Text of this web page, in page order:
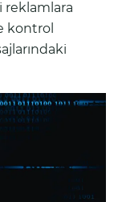
reklamlara
kontrol